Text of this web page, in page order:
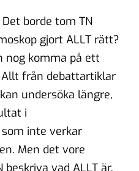
borde tom TN
gjort ALLT rätt?
nog komma på ett
från debattartiklar
undersöka längre,
i
inte verkar
Men det vore
vad ALLT är.